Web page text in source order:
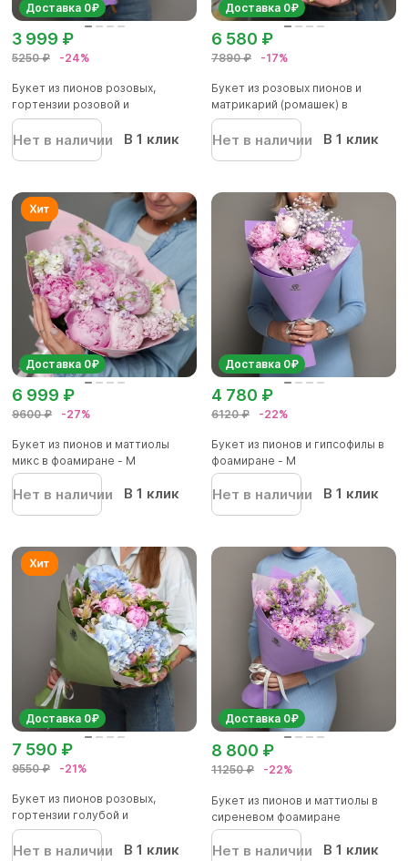
Доставка 0₽
5250 ₽ -24%
3 999 ₽
Букет из пионов розовых,
гортензии розовой и
альстромер...
Нет в наличии В 1 клик
Доставка 0₽
7890 ₽ -17%
6 580 ₽
Букет из розовых пионов и
матрикарий (ромашек) в
фоамир...
Нет в наличии В 1 клик
Доставка 0₽
9600 ₽ -27%
6 999 ₽
Букет из пионов и маттиолы
микс в фоамиране - M
Нет в наличии В 1 клик
Доставка 0₽
6120 ₽ -22%
4 780 ₽
Букет из пионов и гипсофилы в
фоамиране - M
Нет в наличии В 1 клик
Доставка 0₽
9550 ₽ -21%
7 590 ₽
Букет из пионов розовых,
гортензии голубой и
альстромер...
Нет в наличии В 1 клик
Доставка 0₽
11250 ₽ -22%
8 800 ₽
Букет из пионов и маттиолы в
сиреневом фоамиране
Нет в наличии В 1 клик